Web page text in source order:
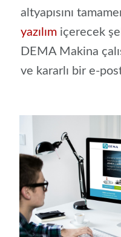
altyapısını
yazılımiçerecek
DEMA Makina
ve kararlı bir e-